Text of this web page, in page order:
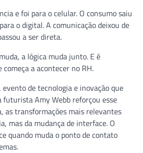
e foi para o celular. O consumo saiu
o digital. A comunicação deixou de
a ser direta.
a lógica muda junto. E é
a acontecer no RH.
evento de tecnologia e inovação que
futurista Amy Webb reforçou esse
as transformações mais relevantes
mas da mudança de interface. O
quando muda o ponto de contato